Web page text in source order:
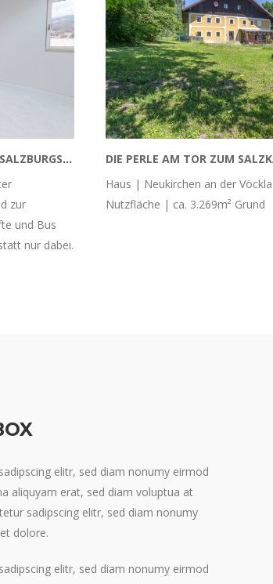
MODERNER WOHNTRAUM MITTEN IN SALZBURGS ALTSTADT
zur
und Bus
nur dabei.
Haus | Neukirchen an der
Nutzfläche | ca. 3.269m² Grund
elitr, sed diam nonumy eirmod
aliquyam erat, sed diam voluptua at
sadipscing elitr, sed diam nonumy
dolore.
elitr, sed diam nonumy eirmod